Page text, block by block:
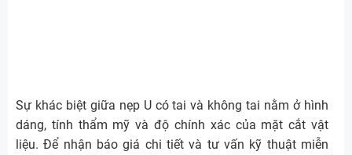
Sự khác biệt giữa nẹp U có tai và không tai nằm ở hình
dáng, tính thẩm mỹ và độ chính xác của mặt cắt vật
liệu. Để nhận báo giá chi tiết và tư vấn kỹ thuật miễn